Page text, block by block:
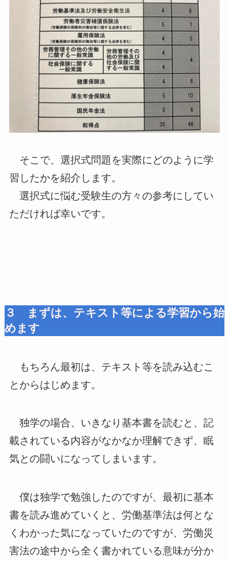
そこで、選択式問題を実際にどのように学
習したかを紹介します。
選択式に悩む受験生の方々の参考にしてい
ただければ幸いです。
３ まずは、テキスト等による学習から始
めます
もちろん最初は、テキスト等を読み込むこ
とからはじめます。
独学の場合、いきなり基本書を読むと、記
載されている内容がなかなか理解できず、眠
気との闘いになってしまいます。
僕は独学で勉強したのですが、最初に基本
書を読み進めていくと、労働基準法は何とな
くわかった気になっていたのですが、労働災
害法の途中から全く書かれている意味が分か